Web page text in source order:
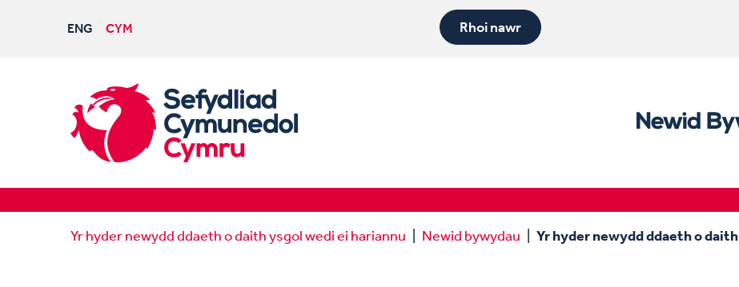
ENG CYM Rhoi nawr
Yr hyder newydd ddaeth o daith ysgol wedi ei hariannu Newid bywydau Yr hyder newydd ddaeth o